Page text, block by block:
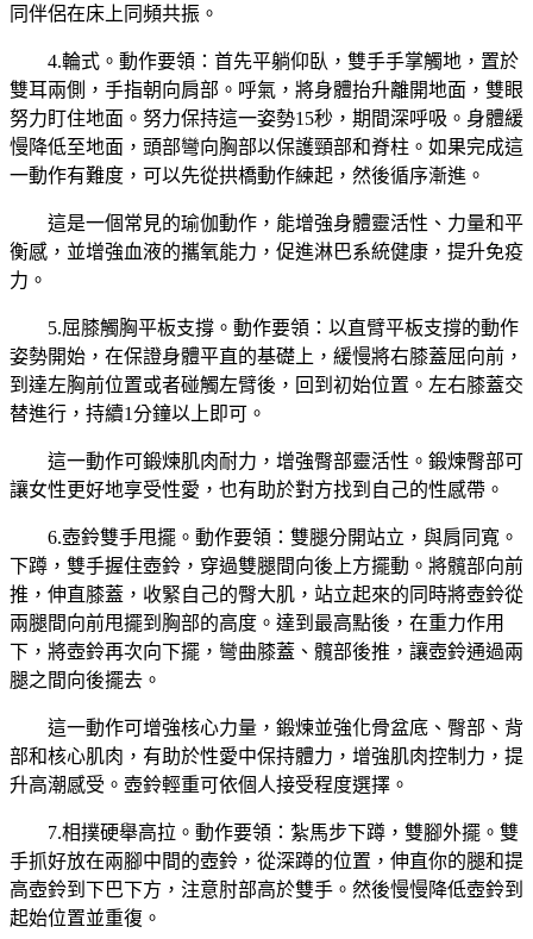
同伴侶在床上同頻共振。
4.輪式。動作要領：首先平躺仰臥，雙手手掌觸地，置於
雙耳兩側，手指朝向肩部。呼氣，將身體抬升離開地面，雙眼
努力盯住地面。努力保持這一姿勢15秒，期間深呼吸。身體緩
慢降低至地面，頭部彎向胸部以保護頸部和脊柱。如果完成這
一動作有難度，可以先從拱橋動作練起，然後循序漸進。
這是一個常見的瑜伽動作，能增強身體靈活性、力量和平
衡感，並增強血液的攜氧能力，促進淋巴系統健康，提升免疫
力。
5.屈膝觸胸平板支撐。動作要領：以直臂平板支撐的動作
姿勢開始，在保證身體平直的基礎上，緩慢將右膝蓋屈向前，
到達左胸前位置或者碰觸左臂後，回到初始位置。左右膝蓋交
替進行，持續1分鐘以上即可。
這一動作可鍛煉肌肉耐力，增強臀部靈活性。鍛煉臀部可
讓女性更好地享受性愛，也有助於對方找到自己的性感帶。
6.壺鈴雙手甩擺。動作要領：雙腿分開站立，與肩同寬。
下蹲，雙手握住壺鈴，穿過雙腿間向後上方擺動。將髖部向前
推，伸直膝蓋，收緊自己的臀大肌，站立起來的同時將壺鈴從
兩腿間向前甩擺到胸部的高度。達到最高點後，在重力作用
下，將壺鈴再次向下擺，彎曲膝蓋、髖部後推，讓壺鈴通過兩
腿之間向後擺去。
這一動作可增強核心力量，鍛煉並強化骨盆底、臀部、背
部和核心肌肉，有助於性愛中保持體力，增強肌肉控制力，提
升高潮感受。壺鈴輕重可依個人接受程度選擇。
7.相撲硬舉高拉。動作要領：紮馬步下蹲，雙腳外擺。雙
手抓好放在兩腳中間的壺鈴，從深蹲的位置，伸直你的腿和提
高壺鈴到下巴下方，注意肘部高於雙手。然後慢慢降低壺鈴到
起始位置並重復。